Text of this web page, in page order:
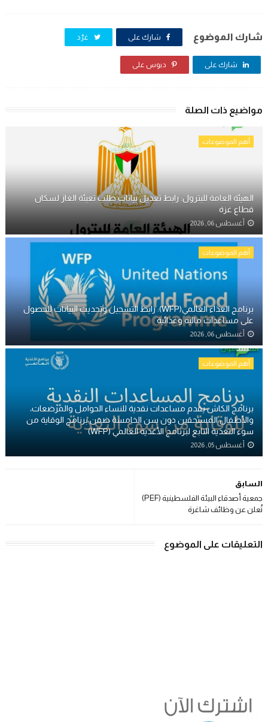
شارك الموضوع شارك على غرّد
شارك على دبوس على
مواضيع ذات الصلة
أهم الموضوعات
الهيئة العامة للبترول: رابط تعديل بيانات طلب تعبئة الغاز لسكان
قطاع غزة
أغسطس 06, 2026
أهم الموضوعات
برنامج الغذاء العالمي(WFP): رابط التسجيل وتحديث البيانات للحصول
على مساعدات مالية وغذائية
أغسطس 06, 2026
أهم الموضوعات
برنامج الكاش يقدم مساعدات نقدية للنساء الحوامل والمرضعات،
والأطفال المستحقين دون سن الخامسة ضمن برنامج الوقاية من
سوء التغذية التابع لبرنامج الأغذية العالمي (WFP)
أغسطس 05, 2026
السابق
جمعية أصدقاء البيئة الفلسطينية (PEF)
تُعلن عن وظائف شاغرة
التعليقات على الموضوع